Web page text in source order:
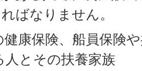
ばなりません。
健康保険、船員保険
人とその扶養家族